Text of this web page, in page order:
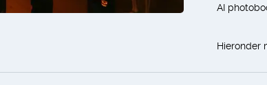
AI
Hieronder